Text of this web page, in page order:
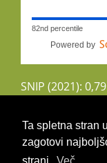
Ta spletna stran
zagotovi
82nd percentile
Powered by
SNIP (2021): 0,79